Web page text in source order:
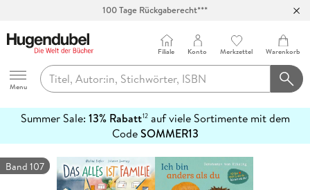
100 Tage Rückgaberecht***
Hugendubel
Menu
Filiale Konto Merkzettel Warenkorb
Summer Sale: 13% Rabatt12auf viele Sortimente mit dem
CodeSOMMER13
erfahren
Band 107